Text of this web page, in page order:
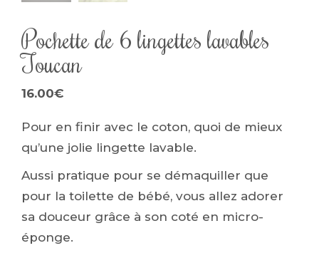
Pochette de 6 lingettes lavables
Toucan
16.00€
Pour en finir avec le coton, quoi de mieux
qu’une jolie lingette lavable.
Aussi pratique pour se démaquiller que
pour la toilette de bébé, vous allez adorer
sa douceur grâce à son coté en micro-
éponge.